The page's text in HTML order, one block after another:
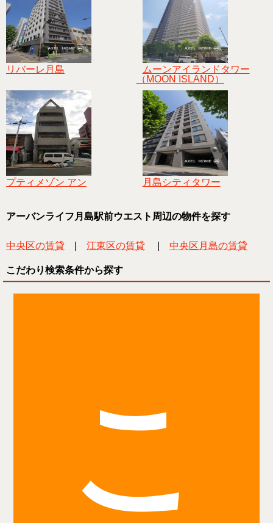
リバーレ月島
ムーンアイランドタワー
（MOON ISLAND）
プティメゾン アン 月島シティタワー
アーバンライフ月島駅前ウエスト周辺の物件を探す
中央区の賃貸 江東区の賃貸 中央区月島の賃貸
こだわり検索条件から探す
こ